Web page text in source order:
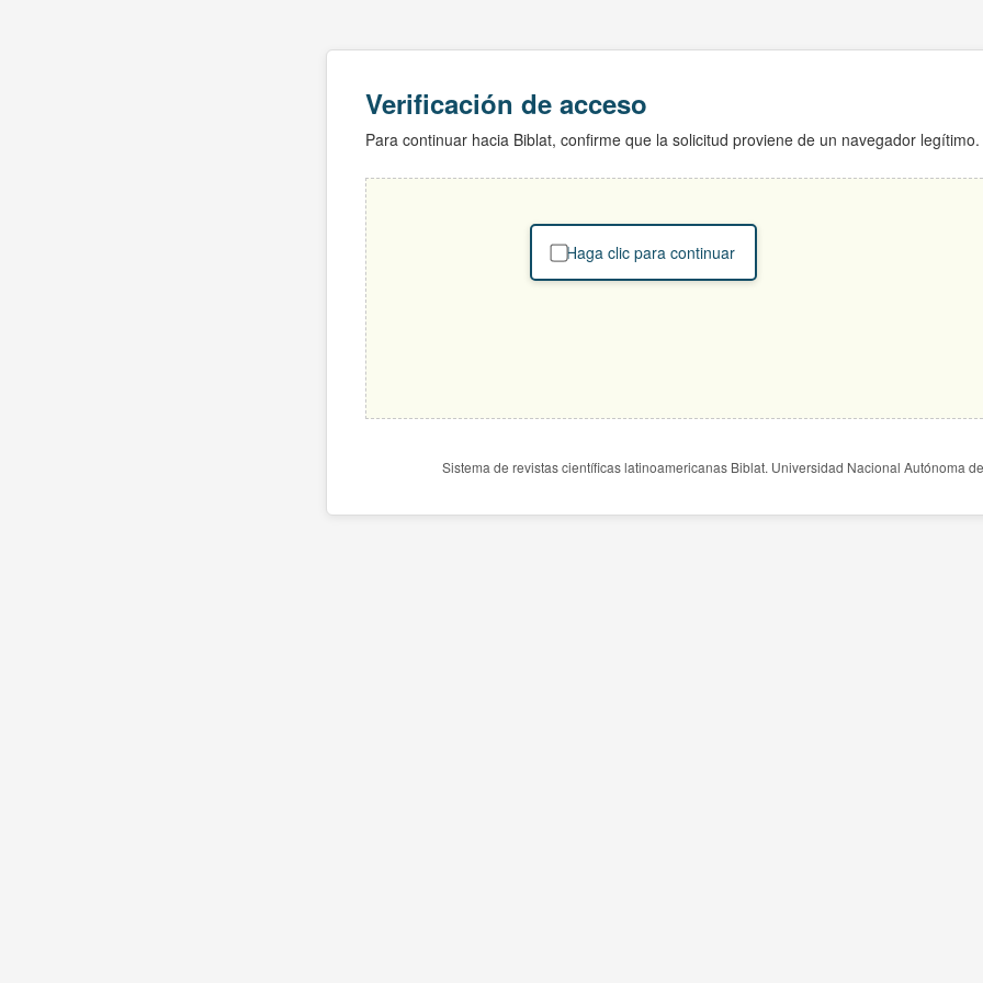
Verificación de acceso
Para continuar hacia Biblat, confirme que la solicitud proviene de un navegador legítimo.
Haga clic para continuar
Sistema de revistas científicas latinoamericanas Biblat. Universidad Nacional Autónoma